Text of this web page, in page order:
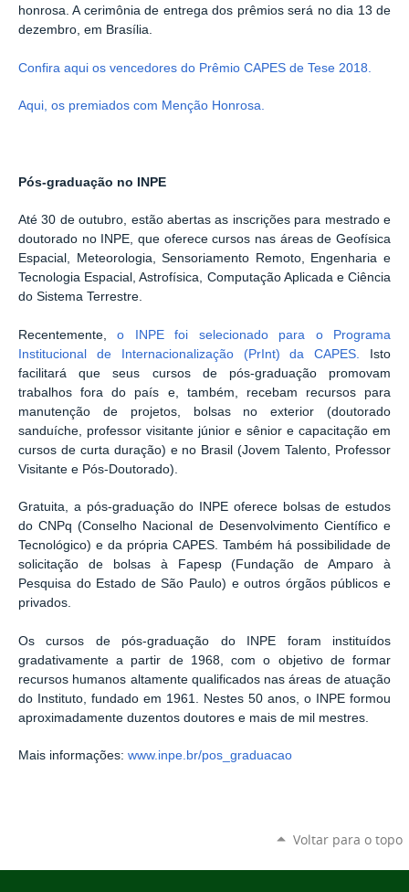
honrosa. A cerimônia de entrega dos prêmios será no dia 13 de
dezembro, em Brasília.
Confira aqui os vencedores do Prêmio CAPES de Tese 2018.
Aqui, os premiados com Menção Honrosa.
Pós-graduação no INPE
Até 30 de outubro, estão abertas as inscrições para mestrado e
doutorado no INPE, que oferece cursos nas áreas de Geofísica
Espacial, Meteorologia, Sensoriamento Remoto, Engenharia e
Tecnologia Espacial, Astrofísica, Computação Aplicada e Ciência
do Sistema Terrestre.
Recentemente,
o INPE foi selecionado para o Programa
Institucional de Internacionalização (PrInt) da CAPES.
Isto
facilitará que seus cursos de pós-graduação promovam
trabalhos fora do país e, também, recebam recursos para
manutenção de projetos, bolsas no exterior (doutorado
sanduíche, professor visitante júnior e sênior e capacitação em
cursos de curta duração) e no Brasil (Jovem Talento, Professor
Visitante e Pós-Doutorado).
Gratuita, a pós-graduação do INPE oferece bolsas de estudos
do CNPq (Conselho Nacional de Desenvolvimento Científico e
Tecnológico) e da própria CAPES. Também há possibilidade de
solicitação de bolsas à Fapesp (Fundação de Amparo à
Pesquisa do Estado de São Paulo) e outros órgãos públicos e
privados.
Os cursos de pós-graduação do INPE foram instituídos
gradativamente a partir de 1968, com o objetivo de formar
recursos humanos altamente qualificados nas áreas de atuação
do Instituto, fundado em 1961. Nestes 50 anos, o INPE formou
aproximadamente duzentos doutores e mais de mil mestres.
Mais informações: www.inpe.br/pos_graduacao
Voltar para o topo